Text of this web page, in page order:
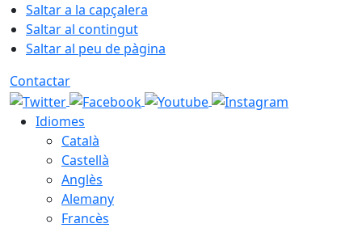
Saltar a la capçalera
Saltar al contingut
Saltar al peu de pàgina
Contactar
Idiomes
Català
Castellà
Anglès
Alemany
Francès